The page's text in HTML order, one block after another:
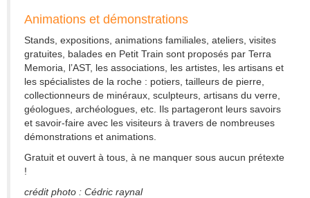
Animations et démonstrations
Stands, expositions, animations familiales, ateliers, visites
gratuites, balades en Petit Train sont proposés par Terra
Memoria, l’AST, les associations, les artistes, les artisans et
les spécialistes de la roche : potiers, tailleurs de pierre,
collectionneurs de minéraux, sculpteurs, artisans du verre,
géologues, archéologues, etc. Ils partageront leurs savoirs
et savoir-faire avec les visiteurs à travers de nombreuses
démonstrations et animations.
Gratuit et ouvert à tous, à ne manquer sous aucun prétexte
!
crédit photo : Cédric raynal